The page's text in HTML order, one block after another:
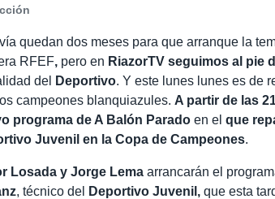
quedan dos meses para que arranque la
RFEF, pero en RiazorTV seguimos al pie
del
Deportivo. Y este lunes lunes es de
campeones blanquiazules. A partir de las
programa de A Balón Paradoen el que
Juvenil en la Copa de Campeones.
Losada y Jorge Lemaarrancarán el
, técnico del Deportivo Juvenil, que esta